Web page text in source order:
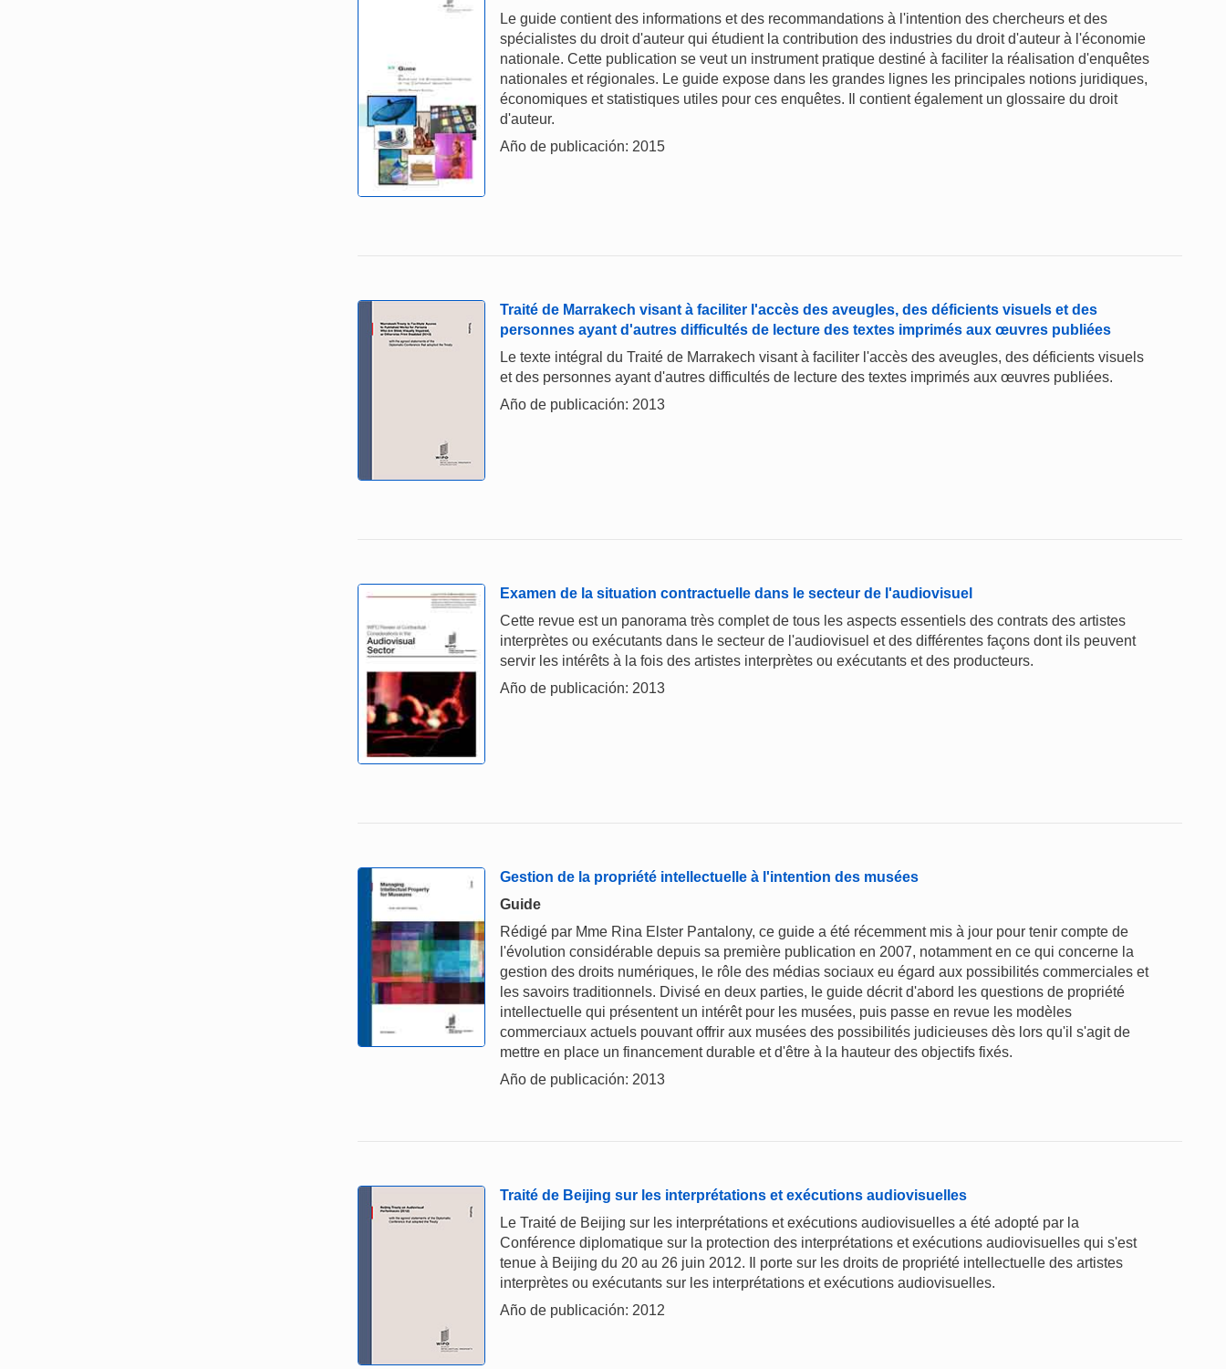
Le guide contient des informations et des recommandations à l'intention des chercheurs et des
spécialistes du droit d'auteur qui étudient la contribution des industries du droit d'auteur à l'économie
nationale. Cette publication se veut un instrument pratique destiné à faciliter la réalisation d'enquêtes
nationales et régionales. Le guide expose dans les grandes lignes les principales notions juridiques,
économiques et statistiques utiles pour ces enquêtes. Il contient également un glossaire du droit
d'auteur.
Año de publicación: 2015
Traité de Marrakech visant à faciliter l'accès des aveugles, des déficients visuels et des
personnes ayant d'autres difficultés de lecture des textes imprimés aux œuvres publiées
Le texte intégral du Traité de Marrakech visant à faciliter l'accès des aveugles, des déficients visuels
et des personnes ayant d'autres difficultés de lecture des textes imprimés aux œuvres publiées.
Año de publicación: 2013
Examen de la situation contractuelle dans le secteur de l'audiovisuel
Cette revue est un panorama très complet de tous les aspects essentiels des contrats des artistes
interprètes ou exécutants dans le secteur de l'audiovisuel et des différentes façons dont ils peuvent
servir les intérêts à la fois des artistes interprètes ou exécutants et des producteurs.
Año de publicación: 2013
Gestion de la propriété intellectuelle à l'intention des musées
Guide
Rédigé par Mme Rina Elster Pantalony, ce guide a été récemment mis à jour pour tenir compte de
l'évolution considérable depuis sa première publication en 2007, notamment en ce qui concerne la
gestion des droits numériques, le rôle des médias sociaux eu égard aux possibilités commerciales et
les savoirs traditionnels. Divisé en deux parties, le guide décrit d'abord les questions de propriété
intellectuelle qui présentent un intérêt pour les musées, puis passe en revue les modèles
commerciaux actuels pouvant offrir aux musées des possibilités judicieuses dès lors qu'il s'agit de
mettre en place un financement durable et d'être à la hauteur des objectifs fixés.
Año de publicación: 2013
Traité de Beijing sur les interprétations et exécutions audiovisuelles
Le Traité de Beijing sur les interprétations et exécutions audiovisuelles a été adopté par la
Conférence diplomatique sur la protection des interprétations et exécutions audiovisuelles qui s'est
tenue à Beijing du 20 au 26 juin 2012. Il porte sur les droits de propriété intellectuelle des artistes
interprètes ou exécutants sur les interprétations et exécutions audiovisuelles.
Año de publicación: 2012